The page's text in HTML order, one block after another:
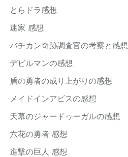
とらドラ感想
迷家 感想
バチカン奇跡調査官の考察と感想
デビルマンの感想
盾の勇者の成り上がりの感想
メイドインアビスの感想
天幕のジャードゥーガルの感想
六花の勇者 感想
進撃の巨人 感想